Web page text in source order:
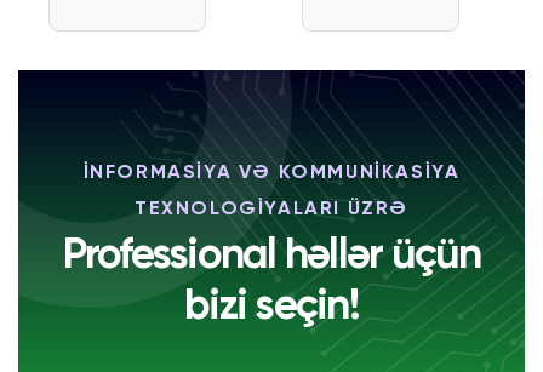
İNFORMASİYA VƏ KOMMUNİKASİYA
TEXNOLOGİYALARI ÜZRƏ
Professional həllər üçün
bizi seçin!